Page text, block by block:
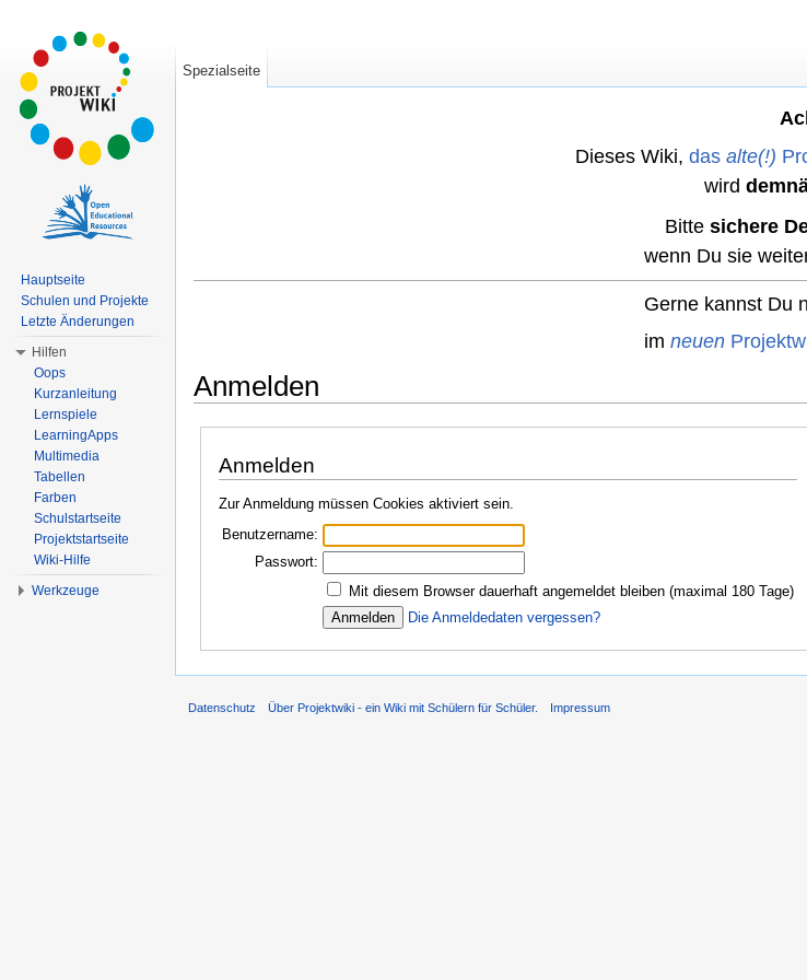
Dieses Wiki, das alte(!)
wird
Bitte sichere
wenn Du sie
Gerne kannst Du
im neuen
Anmelden
Anmelden
Zur Anmeldung müssen Cookies aktiviert sein.
Benutzername:
Passwort:
Mit diesem Browser dauerhaft angemeldet bleiben (maximal 180 Tage)
Die Anmeldedaten vergessen?
Spezialseite
Hauptseite
Schulen und Projekte
Letzte Änderungen
Hilfen
Oops
Kurzanleitung
Lernspiele
LearningApps
Multimedia
Tabellen
Farben
Schulstartseite
Projektstartseite
Wiki-Hilfe
Werkzeuge
Datenschutz Über Projektwiki - ein Wiki mit Schülern für Schüler. Impressum